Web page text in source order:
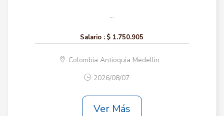
...
Salario : $ 1.750.905
Colombia Antioquia Medellin
2026/08/07
Ver Más